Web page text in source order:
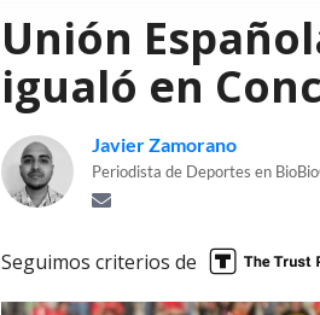
Unión
igualó en
Javier Zamorano
Periodista de Deportes en
Seguimos criterios de